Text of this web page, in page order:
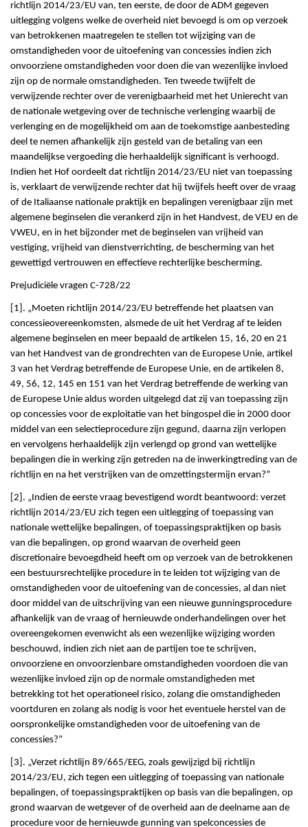
richtlijn 2014/23/EU van, ten eerste, de door de ADM gegeven
uitlegging volgens welke de overheid niet bevoegd is om op verzoek
van betrokkenen maatregelen te stellen tot wijziging van de
omstandigheden voor de uitoefening van concessies indien zich
onvoorziene omstandigheden voor doen die van wezenlijke invloed
zijn op de normale omstandigheden. Ten tweede twijfelt de
verwijzende rechter over de verenigbaarheid met het Unierecht van
de nationale wetgeving over de technische verlenging waarbij de
verlenging en de mogelijkheid om aan de toekomstige aanbesteding
deel te nemen afhankelijk zijn gesteld van de betaling van een
maandelijkse vergoeding die herhaaldelijk significant is verhoogd.
Indien het Hof oordeelt dat richtlijn 2014/23/EU niet van toepassing
is, verklaart de verwijzende rechter dat hij twijfels heeft over de vraag
of de Italiaanse nationale praktijk en bepalingen verenigbaar zijn met
algemene beginselen die verankerd zijn in het Handvest, de VEU en de
VWEU, en in het bijzonder met de beginselen van vrijheid van
vestiging, vrijheid van dienstverrichting, de bescherming van het
gewettigd vertrouwen en effectieve rechterlijke bescherming.
Prejudiciële vragen C-728/22
[1]. „Moeten richtlijn 2014/23/EU betreffende het plaatsen van
concessieovereenkomsten, alsmede de uit het Verdrag af te leiden
algemene beginselen en meer bepaald de artikelen 15, 16, 20 en 21
van het Handvest van de grondrechten van de Europese Unie, artikel
3 van het Verdrag betreffende de Europese Unie, en de artikelen 8,
49, 56, 12, 145 en 151 van het Verdrag betreffende de werking van
de Europese Unie aldus worden uitgelegd dat zij van toepassing zijn
op concessies voor de exploitatie van het bingospel die in 2000 door
middel van een selectieprocedure zijn gegund, daarna zijn verlopen
en vervolgens herhaaldelijk zijn verlengd op grond van wettelijke
bepalingen die in werking zijn getreden na de inwerkingtreding van de
richtlijn en na het verstrijken van de omzettingstermijn ervan?”
[2]. „Indien de eerste vraag bevestigend wordt beantwoord: verzet
richtlijn 2014/23/EU zich tegen een uitlegging of toepassing van
nationale wettelijke bepalingen, of toepassingspraktijken op basis
van die bepalingen, op grond waarvan de overheid geen
discretionaire bevoegdheid heeft om op verzoek van de betrokkenen
een bestuursrechtelijke procedure in te leiden tot wijziging van de
omstandigheden voor de uitoefening van de concessies, al dan niet
door middel van de uitschrijving van een nieuwe gunningsprocedure
afhankelijk van de vraag of hernieuwde onderhandelingen over het
overeengekomen evenwicht als een wezenlijke wijziging worden
beschouwd, indien zich niet aan de partijen toe te schrijven,
onvoorziene en onvoorzienbare omstandigheden voordoen die van
wezenlijke invloed zijn op de normale omstandigheden met
betrekking tot het operationeel risico, zolang die omstandigheden
voortduren en zolang als nodig is voor het eventuele herstel van de
oorspronkelijke omstandigheden voor de uitoefening van de
concessies?”
[3]. „Verzet richtlijn 89/665/EEG, zoals gewijzigd bij richtlijn
2014/23/EU, zich tegen een uitlegging of toepassing van nationale
bepalingen, of toepassingspraktijken op basis van die bepalingen, op
grond waarvan de wetgever of de overheid aan de deelname aan de
procedure voor de hernieuwde gunning van spelconcessies de